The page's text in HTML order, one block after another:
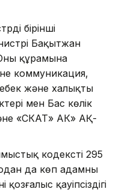
бірінші
Бақытжан
құрамына
коммуникация,
және халықты
мен Бас көлік
«СКАТ» АК» АҚ-
кодекстің 295
да көп адамның
қозғалыс қауіпсіздігі